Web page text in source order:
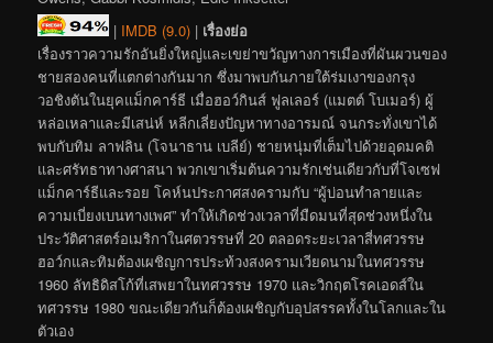
| IMDB (9.0) | เรื่องย่อ
เรื่องราวความรักอันยิ่งใหญ่และเขย่าขวัญทางการเมืองที่ผันผวนของ
ชายสองคนที่แตกต่างกันมาก ซึ่งมาพบกันภายใต้ร่มเงาของกรุง
วอชิงตันในยุคแม็กคาร์ธี เมื่อฮอว์กินส์ ฟูลเลอร์ (แมตต์ โบเมอร์) ผู้
หล่อเหลาและมีเสน่ห์ หลีกเลี่ยงปัญหาทางอารมณ์ จนกระทั่งเขาได้
พบกับทิม ลาฟลิน (โจนาธาน เบลีย์) ชายหนุ่มที่เต็มไปด้วยอุดมคติ
และศรัทธาทางศาสนา พวกเขาเริ่มต้นความรักเช่นเดียวกับที่โจเซฟ
แม็กคาร์ธีและรอย โคห์นประกาศสงครามกับ “ผู้บ่อนทำลายและ
ความเบี่ยงเบนทางเพศ” ทำให้เกิดช่วงเวลาที่มืดมนที่สุดช่วงหนึ่งใน
ประวัติศาสตร์อเมริกาในศตวรรษที่ 20 ตลอดระยะเวลาสี่ทศวรรษ
ฮอว์กและทิมต้องเผชิญการประท้วงสงครามเวียดนามในทศวรรษ
1960 ลัทธิดิสโก้ที่เสพยาในทศวรรษ 1970 และวิกฤตโรคเอดส์ใน
ทศวรรษ 1980 ขณะเดียวกันก็ต้องเผชิญกับอุปสรรคทั้งในโลกและใน
ตัวเอง